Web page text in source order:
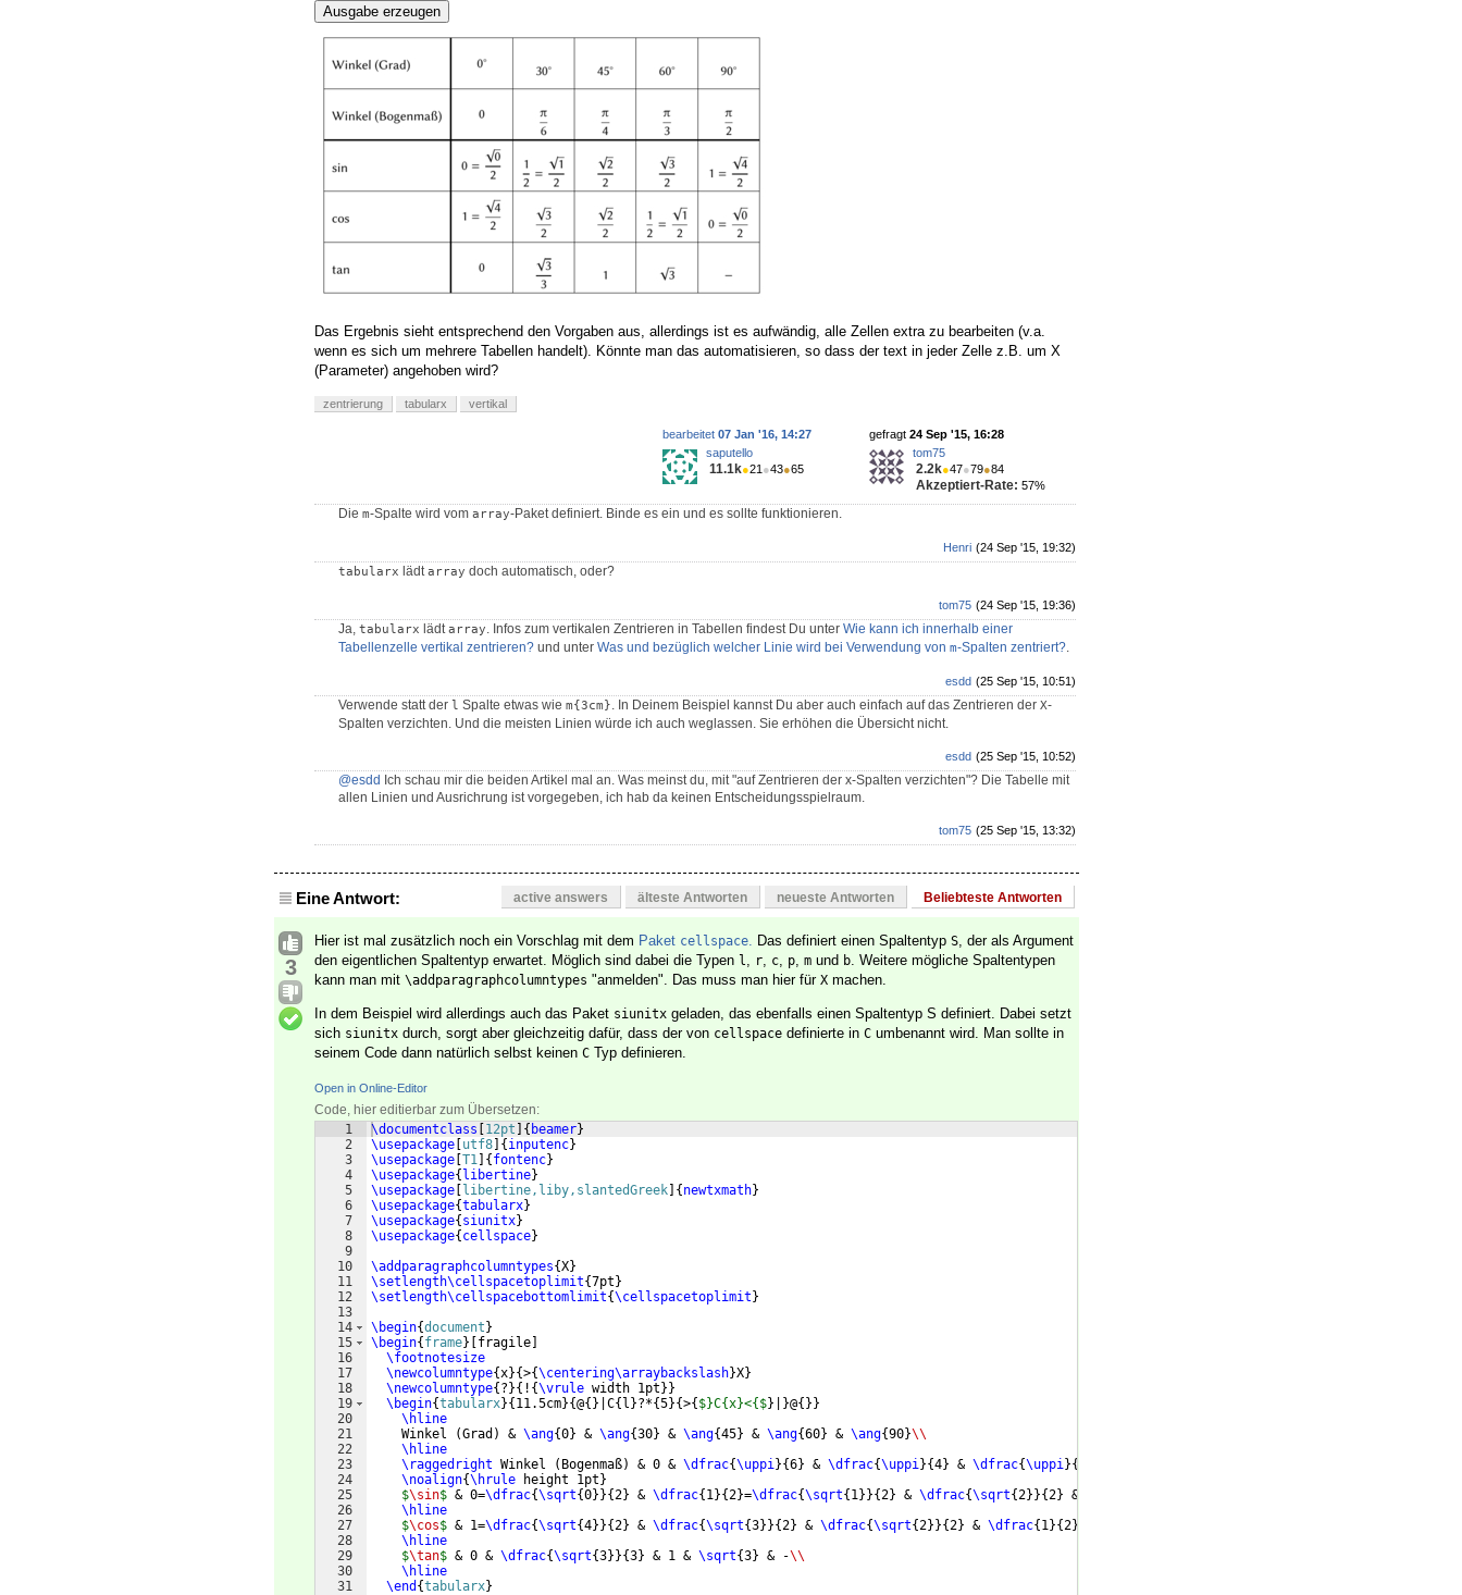
Ausgabe erzeugen
Das Ergebnis sieht entsprechend den Vorgaben aus, allerdings ist es aufwändig, alle Zellen extra zu bearbeiten (v.a.
wenn es sich um mehrere Tabellen handelt). Könnte man das automatisieren, so dass der text in jeder Zelle z.B. um X
(Parameter) angehoben wird?
zentrierung tabularx vertikal
gefragt 24 Sep '15, 16:28
tom75
2.2k●47●79●84
Akzeptiert-Rate: 57%
bearbeitet 07 Jan '16, 14:27
saputello
11.1k●21 ●43●65
Die m-Spalte wird vom array-Paket definiert. Binde es ein und es sollte funktionieren.
(24 Sep '15, 19:32)
Henri
tabularx lädtarray doch automatisch, oder?
(24 Sep '15, 19:36)
tom75
Ja, tabularx lädtarray. Infos zum vertikalen Zentrieren in Tabellen findest Du unter Wie kann ich innerhalb einer
Tabellenzelle vertikal zentrieren? und unter Was und bezüglich welcher Linie wird bei Verwendung von m-Spalten zentriert?.
(25 Sep '15, 10:51)
esdd
Verwende statt der l Spalte etwas wie m{3cm}. In Deinem Beispiel kannst Du aber auch einfach auf das Zentrieren der X-
Spalten verzichten. Und die meisten Linien würde ich auch weglassen. Sie erhöhen die Übersicht nicht.
(25 Sep '15, 10:52)
esdd
@esdd Ich schau mir die beiden Artikel mal an. Was meinst du, mit "auf Zentrieren der x-Spalten verzichten"? Die Tabelle mit
allen Linien und Ausrichrung ist vorgegeben, ich hab da keinen Entscheidungsspielraum.
(25 Sep '15, 13:32)
tom75
Eine Antwort: active answers älteste Antworten neueste Antworten Beliebteste Antworten
3
Hier ist mal zusätzlich noch ein Vorschlag mit dem Paket cellspace. Das definiert einen Spaltentyp S, der als Argument
den eigentlichen Spaltentyp erwartet. Möglich sind dabei die Typen l, r, c, p, m und b. Weitere mögliche Spaltentypen
kann man mit \addparagraphcolumntypes "anmelden". Das muss man hier für X machen.
In dem Beispiel wird allerdings auch das Paket siunitx geladen, das ebenfalls einen Spaltentyp S definiert. Dabei setzt
sich siunitx durch, sorgt aber gleichzeitig dafür, dass der von cellspace definierte in C umbenannt wird. Man sollte in
seinem Code dann natürlich selbst keinen C Typ definieren.
Open in Online-Editor
Code, hier editierbar zum Übersetzen:
1
2
3
4
5
6
7
8
9
10
11
12
13
14
15
16
17
18
19
20
21
22
23
24
25
26
27
28
29
30
31
\documentclass 12pt { beamer}
\usepackage utf8 { inputenc}
\usepackage T1 { fontenc}
\usepackage{ libertine}
\usepackage
libertine,liby,slantedGreek { newtxmath}
\usepackage{tabularx}
\usepackage{ siunitx}
\usepackage{ cellspace}
\addparagraphcolumntypes{X}
\setlength\cellspacetoplimit{7pt }
\setlength\cellspacebottomlimit{\cellspacetoplimit }
\begin{document }
\begin{ frame} fragile
\footnotesize
\newcolumntype{x}{>{\centering\arraybackslash}X}
\newcolumntype{ ? }{ ! {\vrule width 1pt }}
\begin{tabularx}{ 11.5cm}{@{ } |C{ l }?*{5}{>{ $}C{x}<{$} }@{ }}
\hline
    Winkel
(Grad ) & \ang{0} & \ang{30} & \ang{45} & \ang{60} & \ang{90}\\
\hline
\raggedright Winkel ( Bogenmaß) & 0 & \dfrac{\uppi}{6} & \dfrac{\uppi}{4} & \dfrac{\uppi}{
\noalign{\hrule height 1pt }
$\sin$ & 0=\dfrac{\sqrt{0}}{2} & \dfrac{ 1}{2}=\dfrac{\sqrt{ 1}}{2} & \dfrac{\sqrt{2}}{2} &
\hline
$\cos$ & 1=\dfrac{\sqrt{4}}{2} & \dfrac{\sqrt{3}}{2} & \dfrac{\sqrt{2}}{2} & \dfrac{ 1}{2}
\hline
$\tan$ & 0 & \dfrac{\sqrt{3}}{3} & 1 & \sqrt{3} & -\\
\hline
\end {tabularx}